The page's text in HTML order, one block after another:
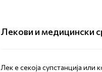
Лекови и медицински
Лек е секоја супстанција или